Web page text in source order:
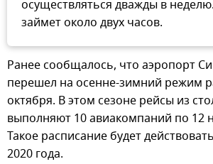
осуществляться дважды в
займет около двух часов.
Ранее сообщалось, что аэропорт
перешел на осенне-зимний режим
октября. В этом сезоне рейсы из
выполняют 10 авиакомпаний по 12
Такое расписание будет
2020 года.